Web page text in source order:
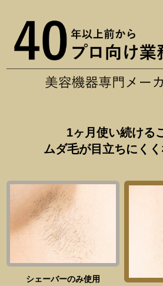
1ヶ月使い続ける
ムダ毛が目立ちにく
シェーバーのみ使用